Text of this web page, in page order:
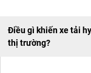
Điều gì khiến xe tải
thị trường?